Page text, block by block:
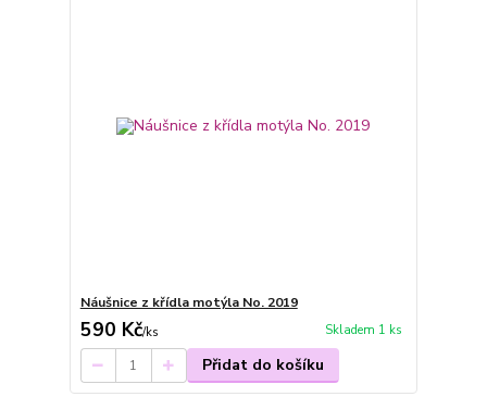
Náušnice z křídla motýla No. 2019
590 Kč/ks Skladem 1 ks
Přidat do košíku